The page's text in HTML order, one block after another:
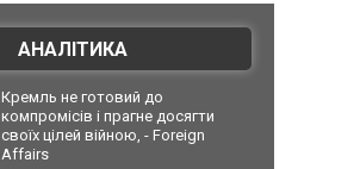
АНАЛІТИКА
Кремль не готовий до
компромісів і прагне досягти
своїх цілей війною, - Foreign
Affairs